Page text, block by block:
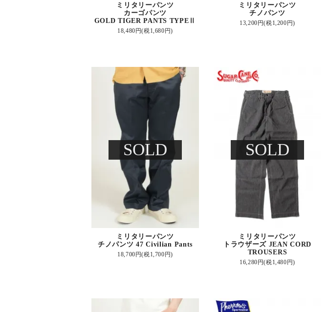
ミリタリーパンツ
カーゴパンツ
GOLD TIGER PANTS TYPEⅡ
18,480円(税1,680円)
ミリタリーパンツ
チノパンツ
13,200円(税1,200円)
SOLD
ミリタリーパンツ
チノパンツ 47 Civilian Pants
18,700円(税1,700円)
SOLD
ミリタリーパンツ
トラウザーズ JEAN CORD
TROUSERS
16,280円(税1,480円)